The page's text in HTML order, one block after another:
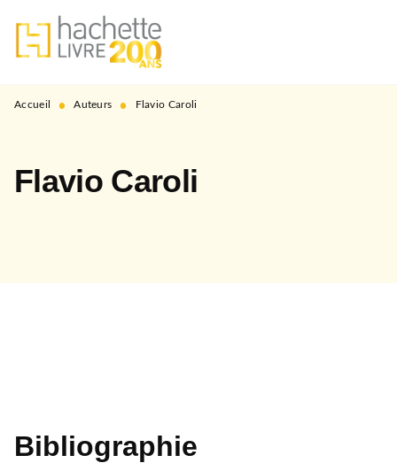
MENU RECHERCHE
PIED DE PAGE
Accueil • Auteurs • Flavio Caroli
Flavio Caroli
Bibliographie